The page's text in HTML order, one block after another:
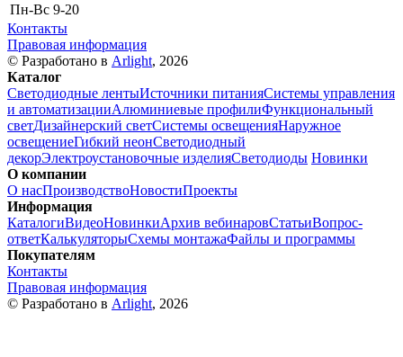
Пн-Вс 9-20
Контакты
Правовая информация
© Разработано в Arlight, 2026
Каталог
Светодиодные лентыИсточники питанияСистемы управления
и автоматизацииАлюминиевые профилиФункциональный
светДизайнерский светСистемы освещенияНаружное
освещениеГибкий неонСветодиодный
декорЭлектроустановочные изделияСветодиоды Новинки
О компании
О насПроизводствоНовостиПроекты
Информация
КаталогиВидеоНовинкиАрхив вебинаровСтатьиВопрос-
ответКалькуляторыСхемы монтажаФайлы и программы
Покупателям
Контакты
Правовая информация
© Разработано в Arlight, 2026